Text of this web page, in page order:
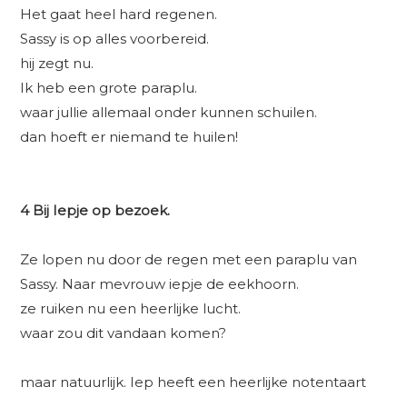
Het gaat heel hard regenen.
Sassy is op alles voorbereid.
hij zegt nu.
Ik heb een grote paraplu.
waar jullie allemaal onder kunnen schuilen.
dan hoeft er niemand te huilen!
4 Bij Iepje op bezoek.
Ze lopen nu door de regen met een paraplu van
Sassy. Naar mevrouw iepje de eekhoorn.
ze ruiken nu een heerlijke lucht.
waar zou dit vandaan komen?
maar natuurlijk. Iep heeft een heerlijke notentaart